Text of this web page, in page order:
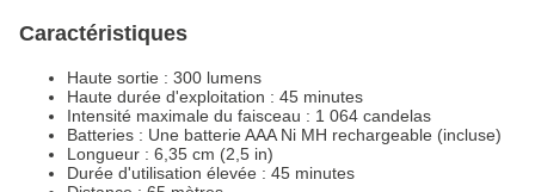
Caractéristiques
Haute sortie : 300 lumens
Haute durée d'exploitation : 45 minutes
Intensité maximale du faisceau : 1 064 candelas
Batteries : Une batterie AAA Ni MH rechargeable (incluse)
Longueur : 6,35 cm (2,5 in)
Durée d'utilisation élevée : 45 minutes